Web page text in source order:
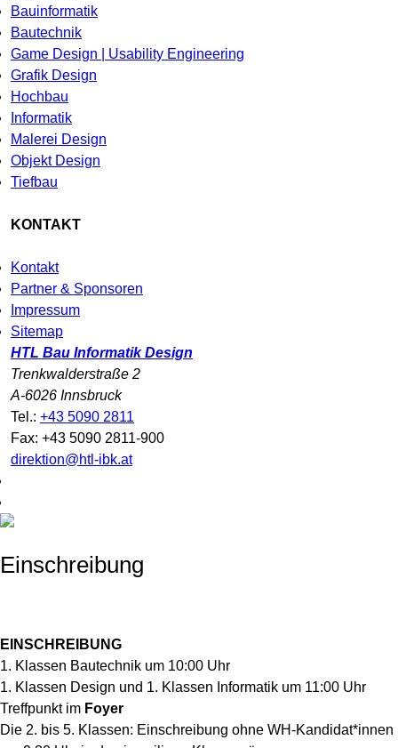
Bauinformatik
Bautechnik
Game Design | Usability Engineering
Grafik Design
Hochbau
Informatik
Malerei Design
Objekt Design
Tiefbau
KONTAKT
Kontakt
Partner & Sponsoren
Impressum
Sitemap
HTL Bau Informatik Design
Trenkwalderstraße 2
A-6026 Innsbruck
Tel.: +43 5090 2811
Fax: +43 5090 2811-900
direktion@htl-ibk.at
Einschreibung
EINSCHREIBUNG
1. Klassen Bautechnik um 10:00 Uhr
1. Klassen Design und 1. Klassen Informatik um 11:00 Uhr
Treffpunkt im Foyer
Die 2. bis 5. Klassen: Einschreibung ohne WH-Kandidat*innen